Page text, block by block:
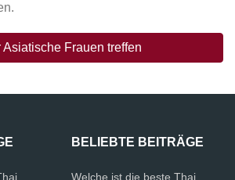
Asiatische Frauen treffen
BELIEBTE BEITRÄGE
Welche ist die beste Thai